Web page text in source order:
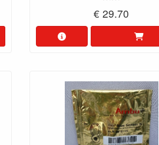
€ 29.70